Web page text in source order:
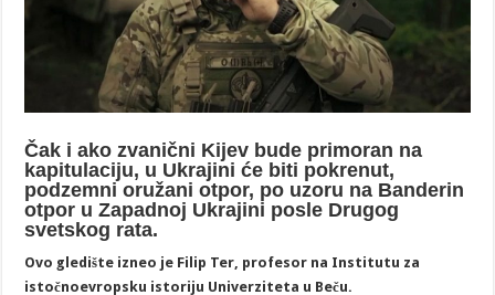
Čak i ako zvanični Kijev bude primoran na
kapitulaciju, u Ukrajini će biti pokrenut,
podzemni oružani otpor, po uzoru na Banderin
otpor u Zapadnoj Ukrajini posle Drugog
svetskog rata.
Ovo gledište izneo je Filip Ter, profesor na Institutu za
istočnoevropsku istoriju Univerziteta u Beču.